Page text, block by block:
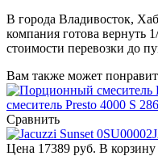
В города Владивосток,
компания готова вернуть
стоимости перевозки до
Вам также может
смеситель Presto 4000 S
Сравнить
Цена 17389 руб. В корзину